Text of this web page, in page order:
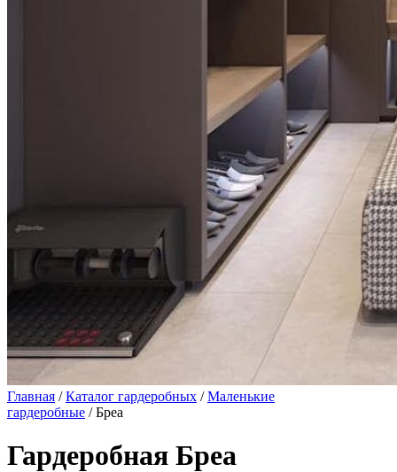
Главная /Каталог гардеробных /Маленькие
гардеробные / Бреа
Гардеробная Бреа